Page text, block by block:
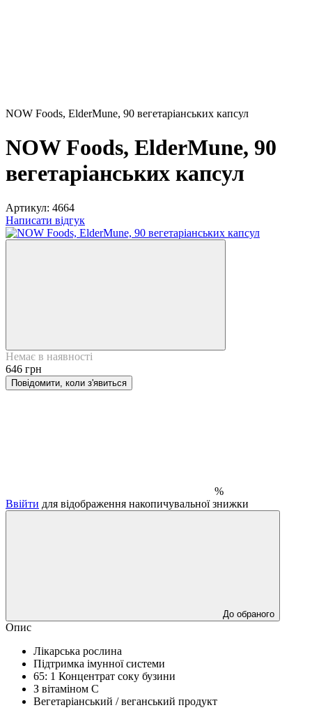
NOW Foods, ElderMune, 90 вегетаріанських капсул
NOW Foods, ElderMune, 90
вегетаріанських капсул
Артикул: 4664
Написати відгук
Немає в наявності
646 грн
Повідомити, коли з'явиться
%
Ввійти для відображення накопичувальної знижки
До обраного
Опис
Лікарська рослина
Підтримка імунної системи
65: 1 Концентрат соку бузини
З вітаміном С
Вегетаріанський / веганський продукт